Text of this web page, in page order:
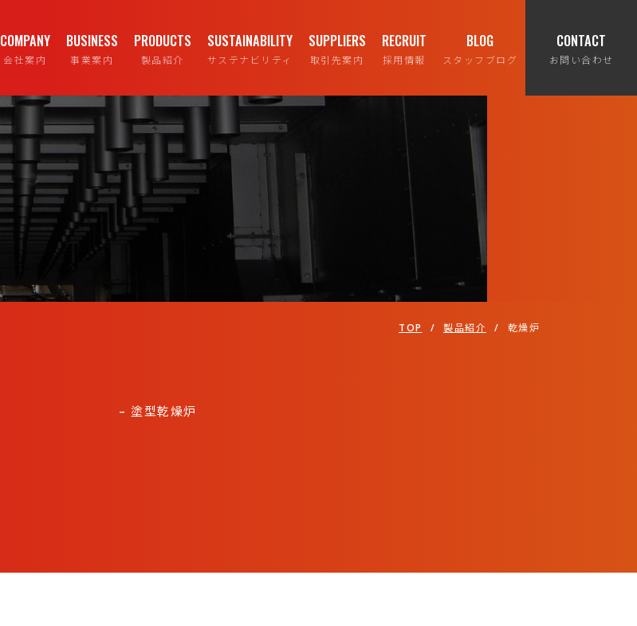
COMPANY
会社案内
BUSINESS
事業案内
PRODUCTS
製品紹介
SUSTAINABILITY
サステナビリティ
SUPPLIERS
取引先案内
RECRUIT
採用情報
BLOG
スタッフブログ
CONTACT
お問い合わせ
TOP / 製品紹介 / 乾燥炉
– 塗型乾燥炉